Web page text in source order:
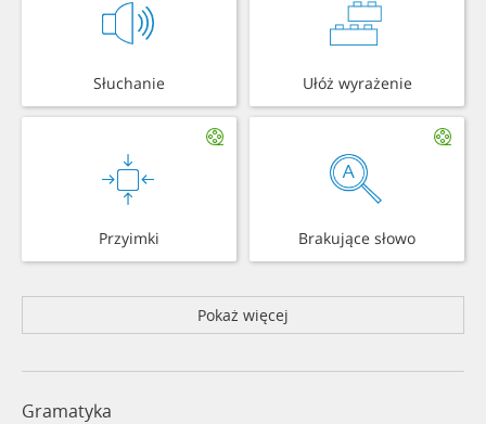
Słuchanie Ułóż wyrażenie
Przyimki Brakujące słowo
Pokaż więcej
Gramatyka